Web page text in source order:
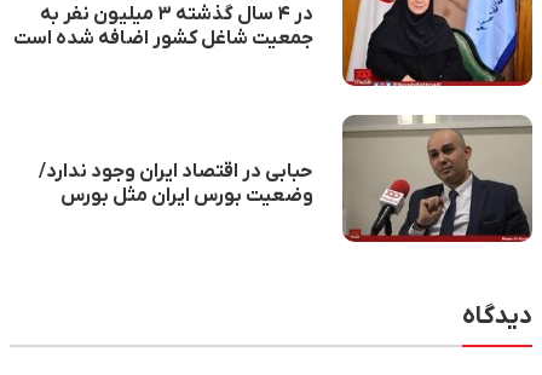
در ۴ سال گذشته ۳ میلیون نفر به
جمعیت شاغل کشور اضافه شده است
حبابی در اقتصاد ایران وجود ندارد/
وضعیت بورس ایران مثل بورس
دیدگاه